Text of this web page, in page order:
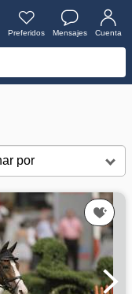
Preferidos Mensajes Cuenta